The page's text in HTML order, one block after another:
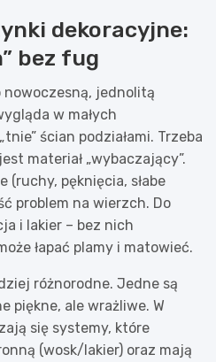
dekoracyjne:
bez fug
nowoczesną, jednolitą
w małych
ścian podziałami. Trzeba
materiał „wybaczający”.
(ruchy, pęknięcia, słabe
problem na wierzch. Do
i lakier – bez nich
łapać plamy i matowieć.
różnorodne. Jedne są
piękne, ale wrażliwe. W
się systemy, które
(wosk/lakier) oraz mają